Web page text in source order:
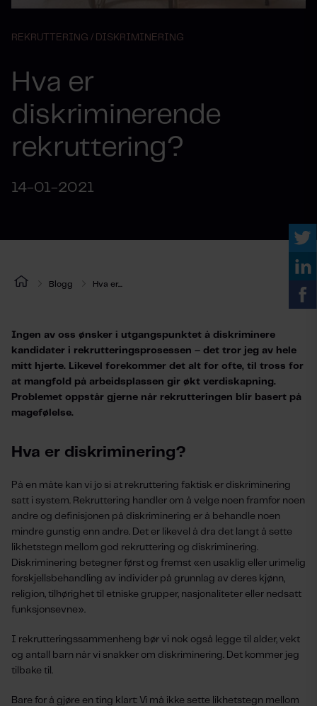
REKRUTTERING / DISKRIMINERING
Hva er
diskriminerende
rekruttering?
14-01-2021
Blogg Hva er...
Ingen av oss ønsker i utgangspunktet å diskriminere
kandidater i rekrutteringsprosessen – det tror jeg av hele
mitt hjerte. Likevel forekommer det alt for ofte, til tross for
at mangfold på arbeidsplassen gir økt verdiskapning.
Problemet oppstår gjerne når rekrutteringen blir basert på
magefølelse.
Hva er diskriminering?
På en måte kan vi jo si at rekruttering faktisk er diskriminering
satt i system. Rekruttering handler om å velge noen framfor noen
andre og definisjonen på diskriminering er å behandle noen
mindre gunstig enn andre. Det er likevel å dra det langt å sette
likhetstegn mellom god rekruttering og diskriminering.
Diskriminering betegner først og fremst «en usaklig eller urimelig
forskjellsbehandling av individer på grunnlag av deres kjønn,
religion, tilhørighet til etniske grupper, nasjonaliteter eller nedsatt
funksjonsevne».
I rekrutteringssammenheng bør vi nok også legge til alder, vekt
og antall barn når vi snakker om diskriminering. Det kommer jeg
tilbake til.
Bare for å gjøre en ting klart: Vi må ikke sette likhetstegn mellom